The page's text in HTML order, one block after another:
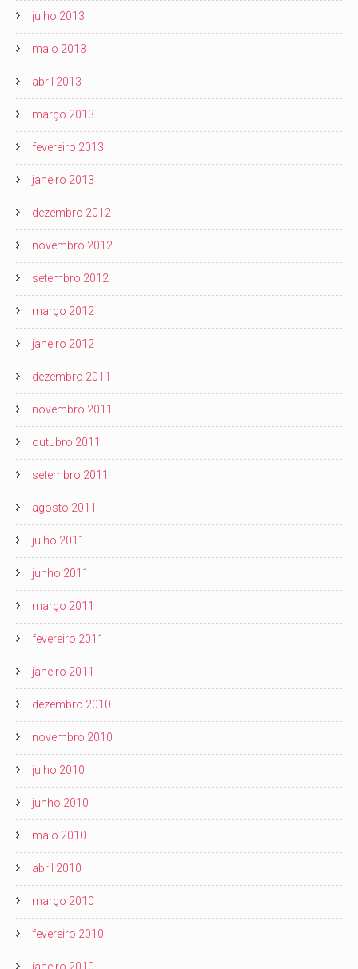
julho 2013
maio 2013
abril 2013
março 2013
fevereiro 2013
janeiro 2013
dezembro 2012
novembro 2012
setembro 2012
março 2012
janeiro 2012
dezembro 2011
novembro 2011
outubro 2011
setembro 2011
agosto 2011
julho 2011
junho 2011
março 2011
fevereiro 2011
janeiro 2011
dezembro 2010
novembro 2010
julho 2010
junho 2010
maio 2010
abril 2010
março 2010
fevereiro 2010